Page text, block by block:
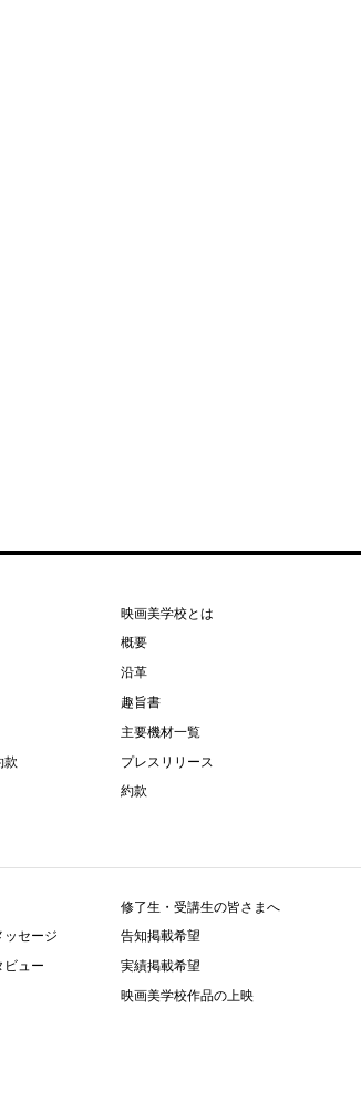
款
映画美学校とは
概要
沿革
趣旨書
主要機材一覧
プレスリリース
約款
ッセージ
ビュー
修了生・受講生の皆さまへ
告知掲載希望
実績掲載希望
映画美学校作品の上映